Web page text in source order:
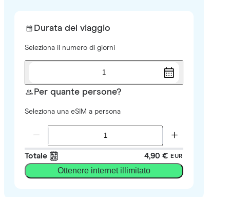
Durata del viaggio
Seleziona il numero di giorni
1
Per quante persone?
Seleziona una eSIM a persona
Totale 4,90 € EUR
Ottenere internet illimitato